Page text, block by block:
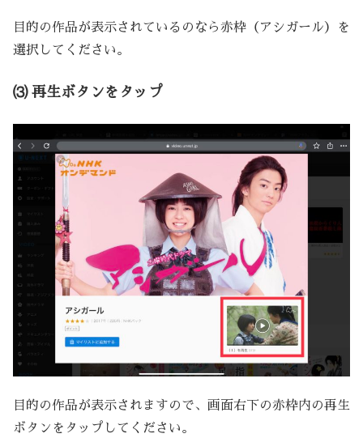
目的の作品が表示されているのなら赤枠（アシガール）を
選択してください。
⑶ 再生ボタンをタップ
目的の作品が表示されますので、画面右下の赤枠内の再生
ボタンをタップしてください。